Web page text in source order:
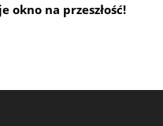
okno na przeszłość!